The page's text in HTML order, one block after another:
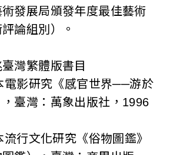
發展局頒發年度最佳藝術
論組別）。
繁體版書目
影研究《感官世界──游於
，臺灣：萬象出版社，1996
文化研究《俗物圖鑑》